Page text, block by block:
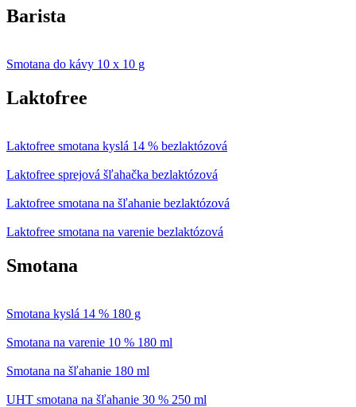
Barista
Smotana do kávy 10 x 10 g
Laktofree
Laktofree smotana kyslá 14 % bezlaktózová
Laktofree sprejová šľahačka bezlaktózová
Laktofree smotana na šľahanie bezlaktózová
Laktofree smotana na varenie bezlaktózová
Smotana
Smotana kyslá 14 % 180 g
Smotana na varenie 10 % 180 ml
Smotana na šľahanie 180 ml
UHT smotana na šľahanie 30 % 250 ml